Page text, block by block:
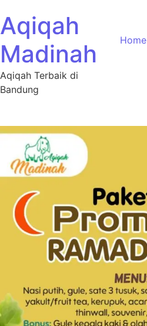
Aqiqah
Madinah
Aqiqah Terbaik di
Bandung
Home